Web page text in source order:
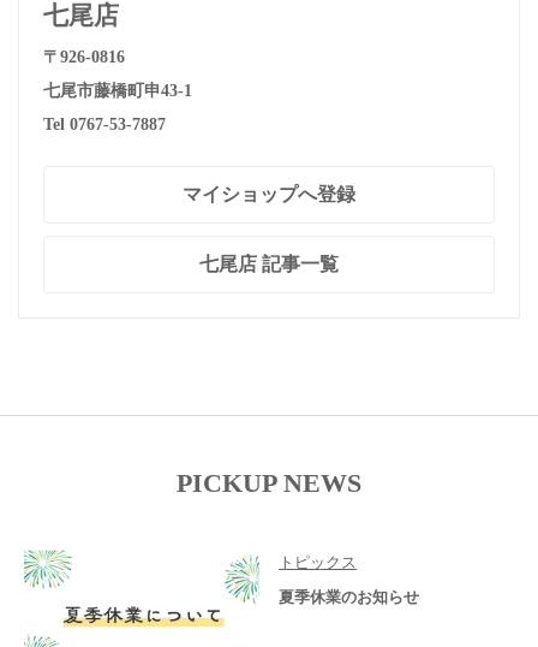
七尾店
〒926-0816
七尾市藤橋町申43-1
Tel 0767-53-7887
マイショップへ登録
七尾店 記事一覧
PICKUP NEWS
トピックス
夏季休業のお知らせ